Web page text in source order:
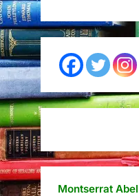
Montserrat